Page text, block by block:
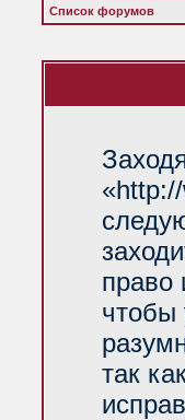
Список форумов
право
чтобы
так